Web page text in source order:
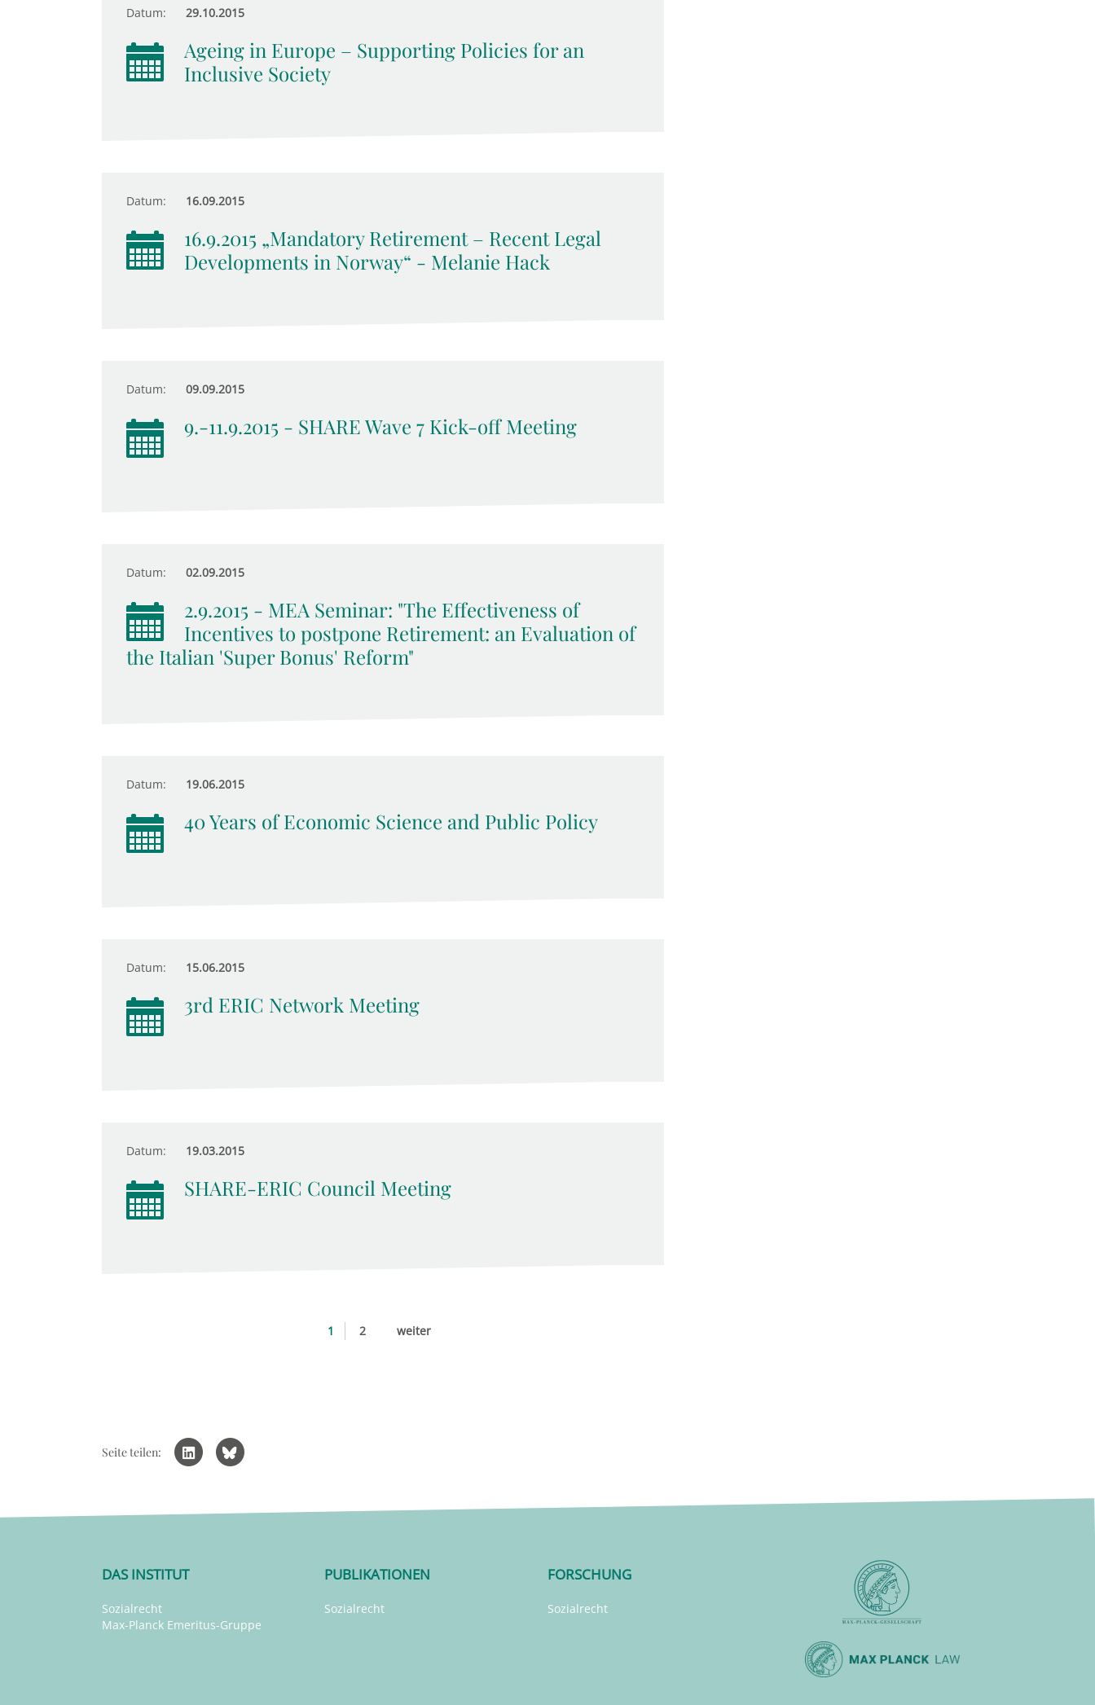
Datum: 29.10.2015
Ageing in Europe – Supporting Policies for an
Inclusive Society
Datum: 16.09.2015
16.9.2015 „Mandatory Retirement – Recent Legal
Developments in Norway“ - Melanie Hack
Datum: 09.09.2015
9.-11.9.2015 - SHARE Wave 7 Kick-off Meeting
Datum: 02.09.2015
2.9.2015 - MEA Seminar: "The Effectiveness of
Incentives to postpone Retirement: an Evaluation of
the Italian 'Super Bonus' Reform"
Datum: 19.06.2015
40 Years of Economic Science and Public Policy
Datum: 15.06.2015
3rd ERIC Network Meeting
Datum: 19.03.2015
SHARE-ERIC Council Meeting
1 2 weiter
Seite teilen:
DAS INSTITUT
Sozialrecht
Max-Planck Emeritus-Gruppe
PUBLIKATIONEN
Sozialrecht
FORSCHUNG
Sozialrecht